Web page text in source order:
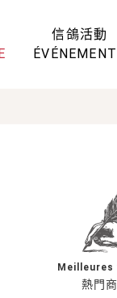
信鴿活動
熱門
Meilleures